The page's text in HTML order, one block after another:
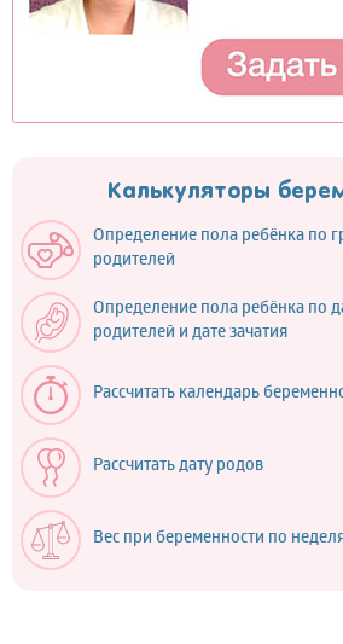
Калькуляторы
Определение пола ребёнка по
родителей
Определение пола ребёнка по
родителей и дате зачатия
Рассчитать календарь
Рассчитать дату родов
Вес при беременности по